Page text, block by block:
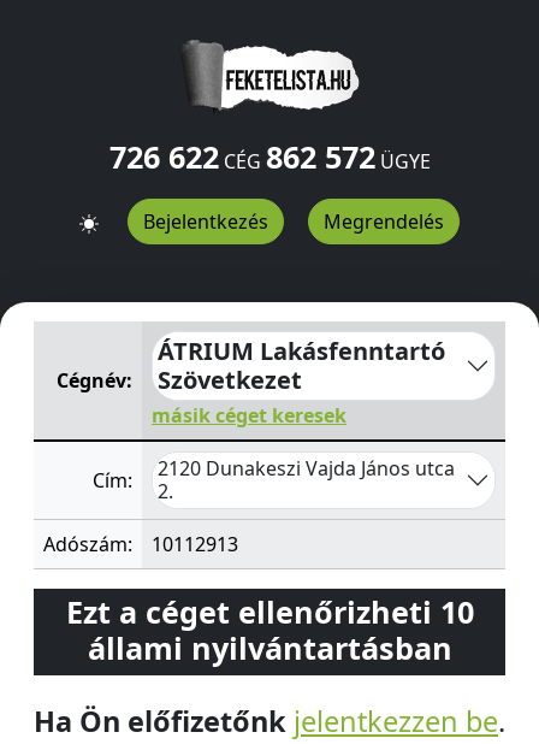
726 622CÉG 862 572ÜGYE
Bejelentkezés Megrendelés
ÁTRIUM Lakásfenntartó SzövetkezetVajda János utca 2.
Cégnév:
ÁTRIUM Lakásfenntartó
Szövetkezet
másik céget keresek
Cím:
2120 Dunakeszi Vajda János utca
2.
Adószám:
10112913
Ezt a céget ellenőrizheti 10
állami nyilvántartásban
Ha Ön előfizetőnk jelentkezzen be.